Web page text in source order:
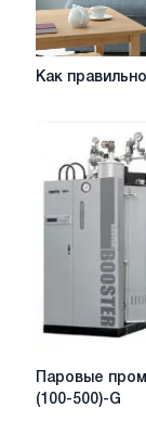
Как
кондиционер
Как
Паровые
промышленные
Паровые
(100-500)-G